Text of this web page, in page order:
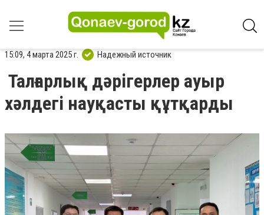
15:09, 4 марта 2025 г. Надежный источник
Талғарлық дәрігерлер ауыр
хәлдегі науқасты құтқарды